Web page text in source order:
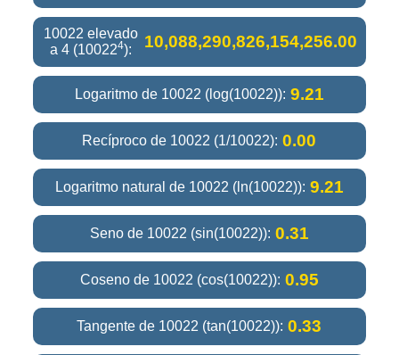
10022 elevado
a 4 (100224): 10,088,290,826,154,256.00
Logaritmo de 10022 (log(10022)): 9.21
Recíproco de 10022 (1/10022): 0.00
Logaritmo natural de 10022 (ln(10022)): 9.21
Seno de 10022 (sin(10022)): 0.31
Coseno de 10022 (cos(10022)): 0.95
Tangente de 10022 (tan(10022)): 0.33